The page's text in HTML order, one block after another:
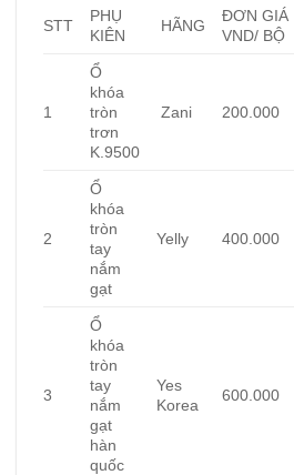
STT
PHỤ
KIÊN
HÃNG
ĐƠN GIÁ
VND/ BỘ
1
Ổ
khóa
tròn
trơn
K.9500
Zani 200.000
2
Ổ
khóa
tròn
tay
nắm
gạt
Yelly 400.000
3
Ổ
khóa
tròn
tay
nắm
gạt
hàn
quốc
Yes
Korea
600.000